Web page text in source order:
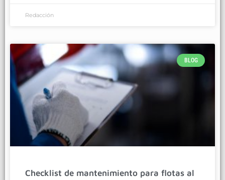
Redacción
BLOG
Checklist de mantenimiento para flotas al